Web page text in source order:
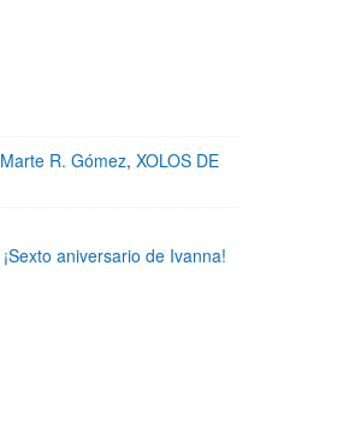
Marte R. Gómez, XOLOS DE
¡Sexto aniversario de Ivanna!